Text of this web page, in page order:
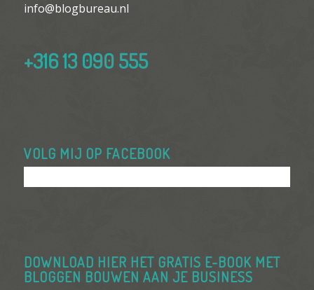
info@blogbureau.nl
+316 13 090 555
VOLG MIJ OP FACEBOOK
DOWNLOAD HIER HET GRATIS E-BOOK MET
BLOGGEN BOUWEN AAN JE BUSINESS